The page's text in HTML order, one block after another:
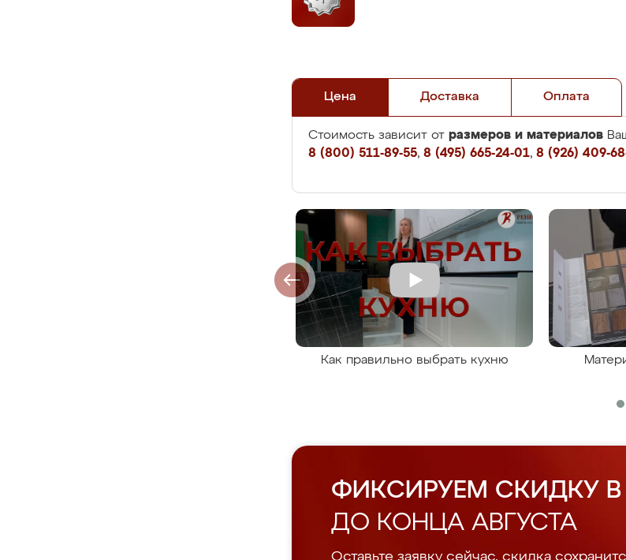
Цена Доставка Оплата
Стоимость зависит от размеров и материалов
8 (800) 511-89-55, 8 (495) 665-24-01, 8 (926) 409-
Как правильно выбрать кухню
ФИКСИРУЕМ СКИДКУ В
ДО КОНЦА АВГУСТА
Оставьте заявку сейчас, скидка